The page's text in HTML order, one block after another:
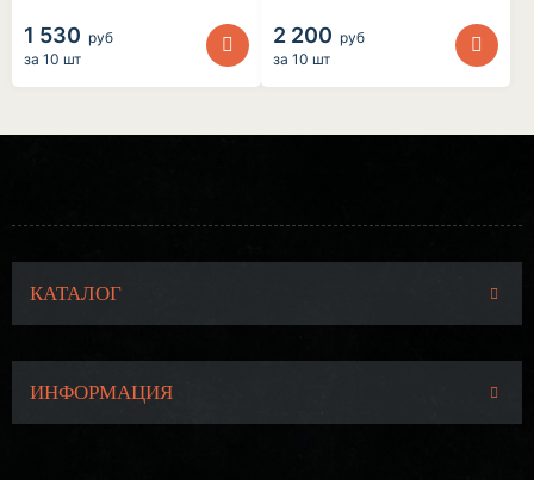
1 530 руб
за 10 шт
2 200 руб
за 10 шт
КАТАЛОГ
ИНФОРМАЦИЯ